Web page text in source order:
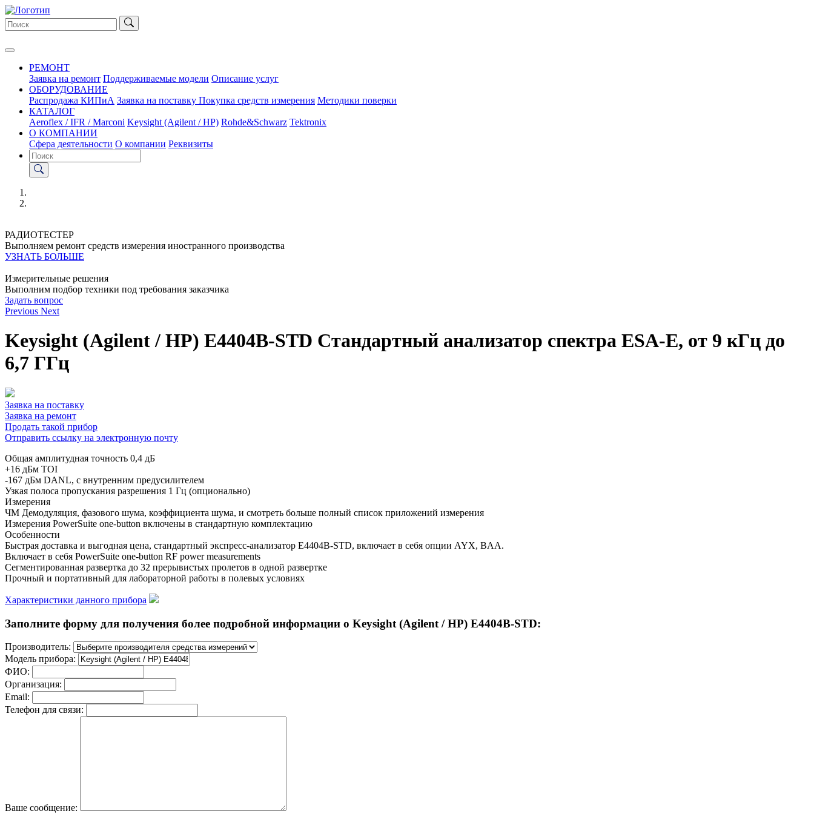
РЕМОНТ
Заявка на ремонт Поддерживаемые модели Описание услуг
ОБОРУДОВАНИЕ
Распродажа КИПиА Заявка на поставку Покупка средств измерения Методики поверки
КАТАЛОГ
Aeroflex / IFR / Marconi Keysight (Agilent / HP) Rohde&Schwarz Tektronix
О КОМПАНИИ
Сфера деятельности О компании Реквизиты
РАДИОТЕСТЕР
Выполняем ремонт средств измерения иностранного производства
УЗНАТЬ БОЛЬШЕ
Измерительные решения
Выполним подбор техники под требования заказчика
Задать вопрос
Previous Next
Keysight (Agilent / HP) E4404B-STD Стандартный анализатор спектра ESA-E, от 9 кГц до
6,7 ГГц
Заявка на поставку
Заявка на ремонт
Продать такой прибор
Отправить ссылку на электронную почту
Общая амплитудная точность 0,4 дБ
+16 дБм TOI
-167 дБм DANL, с внутренним предусилителем
Узкая полоса пропускания разрешения 1 Гц (опционально)
Измерения
ЧМ Демодуляция, фазового шума, коэффициента шума, и смотреть больше полный список приложений измерения
Измерения PowerSuite one-button включены в стандартную комплектацию
Особенности
Быстрая доставка и выгодная цена, стандартный экспресс-анализатор E4404B-STD, включает в себя опции AYX, BAA.
Включает в себя PowerSuite one-button RF power measurements
Сегментированная развертка до 32 прерывистых пролетов в одной развертке
Прочный и портативный для лабораторной работы в полевых условиях
Характеристики данного прибора
Заполните форму для получения более подробной информации о Keysight (Agilent / HP) E4404B-STD:
Производитель:
Модель прибора:
ФИО:
Организация:
Email:
Телефон для связи:
Ваше сообщение: